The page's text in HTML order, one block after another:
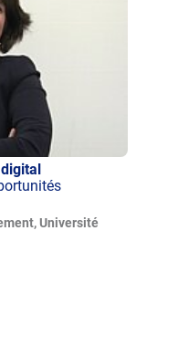
Université